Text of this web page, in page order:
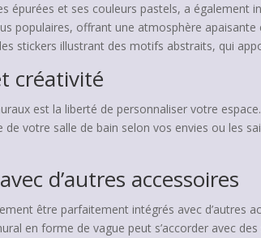
épurées et ses couleurs pastels, a
populaires, offrant une atmosphère
stickers illustrant des motifs abstraits, qui
créativité
est la liberté de personnaliser votre
de votre salle de bain selon vos envies ou les
d’autres accessoires
être parfaitement intégrés avec d’autres
en forme de vague peut s’accorder avec